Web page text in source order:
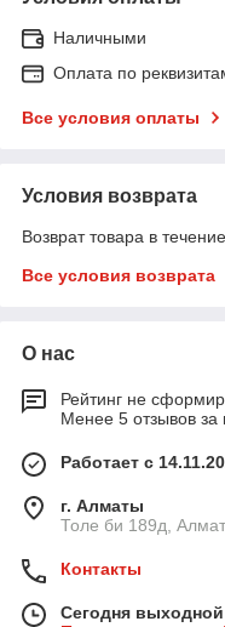
Наличными
Оплата по
Все условия оплаты
Условия возврата
Возврат товара в
Все условия возврата
О нас
Рейтинг не
Менее 5 отзывов за
Работает с
г. Алматы
Толе би 189д,
Контакты
Сегодня выходной